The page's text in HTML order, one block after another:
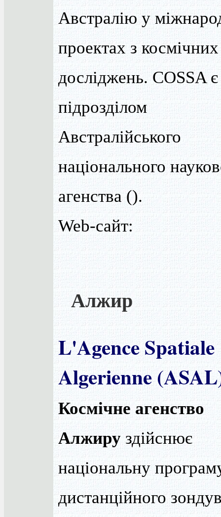
Австралію у
проектах з космічних
досліджень. COSSA є
підрозділом
Австралійського
національного
агенства ().
Web-сайт:
Алжир
L'Agence Spatiale
Algerienne
Космічне агенство
Алжиру здійснює
національну
дистанційного